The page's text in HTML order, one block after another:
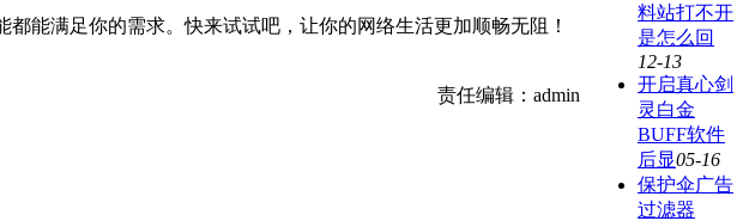
能满足你的需求。快来试试吧，让你的网络生活更加顺畅无阻！
责任编辑：admin
料站打不开
是怎么回
12-13
开启真心剑
灵白金
BUFF软件
后显05-16
保护伞广告
过滤器